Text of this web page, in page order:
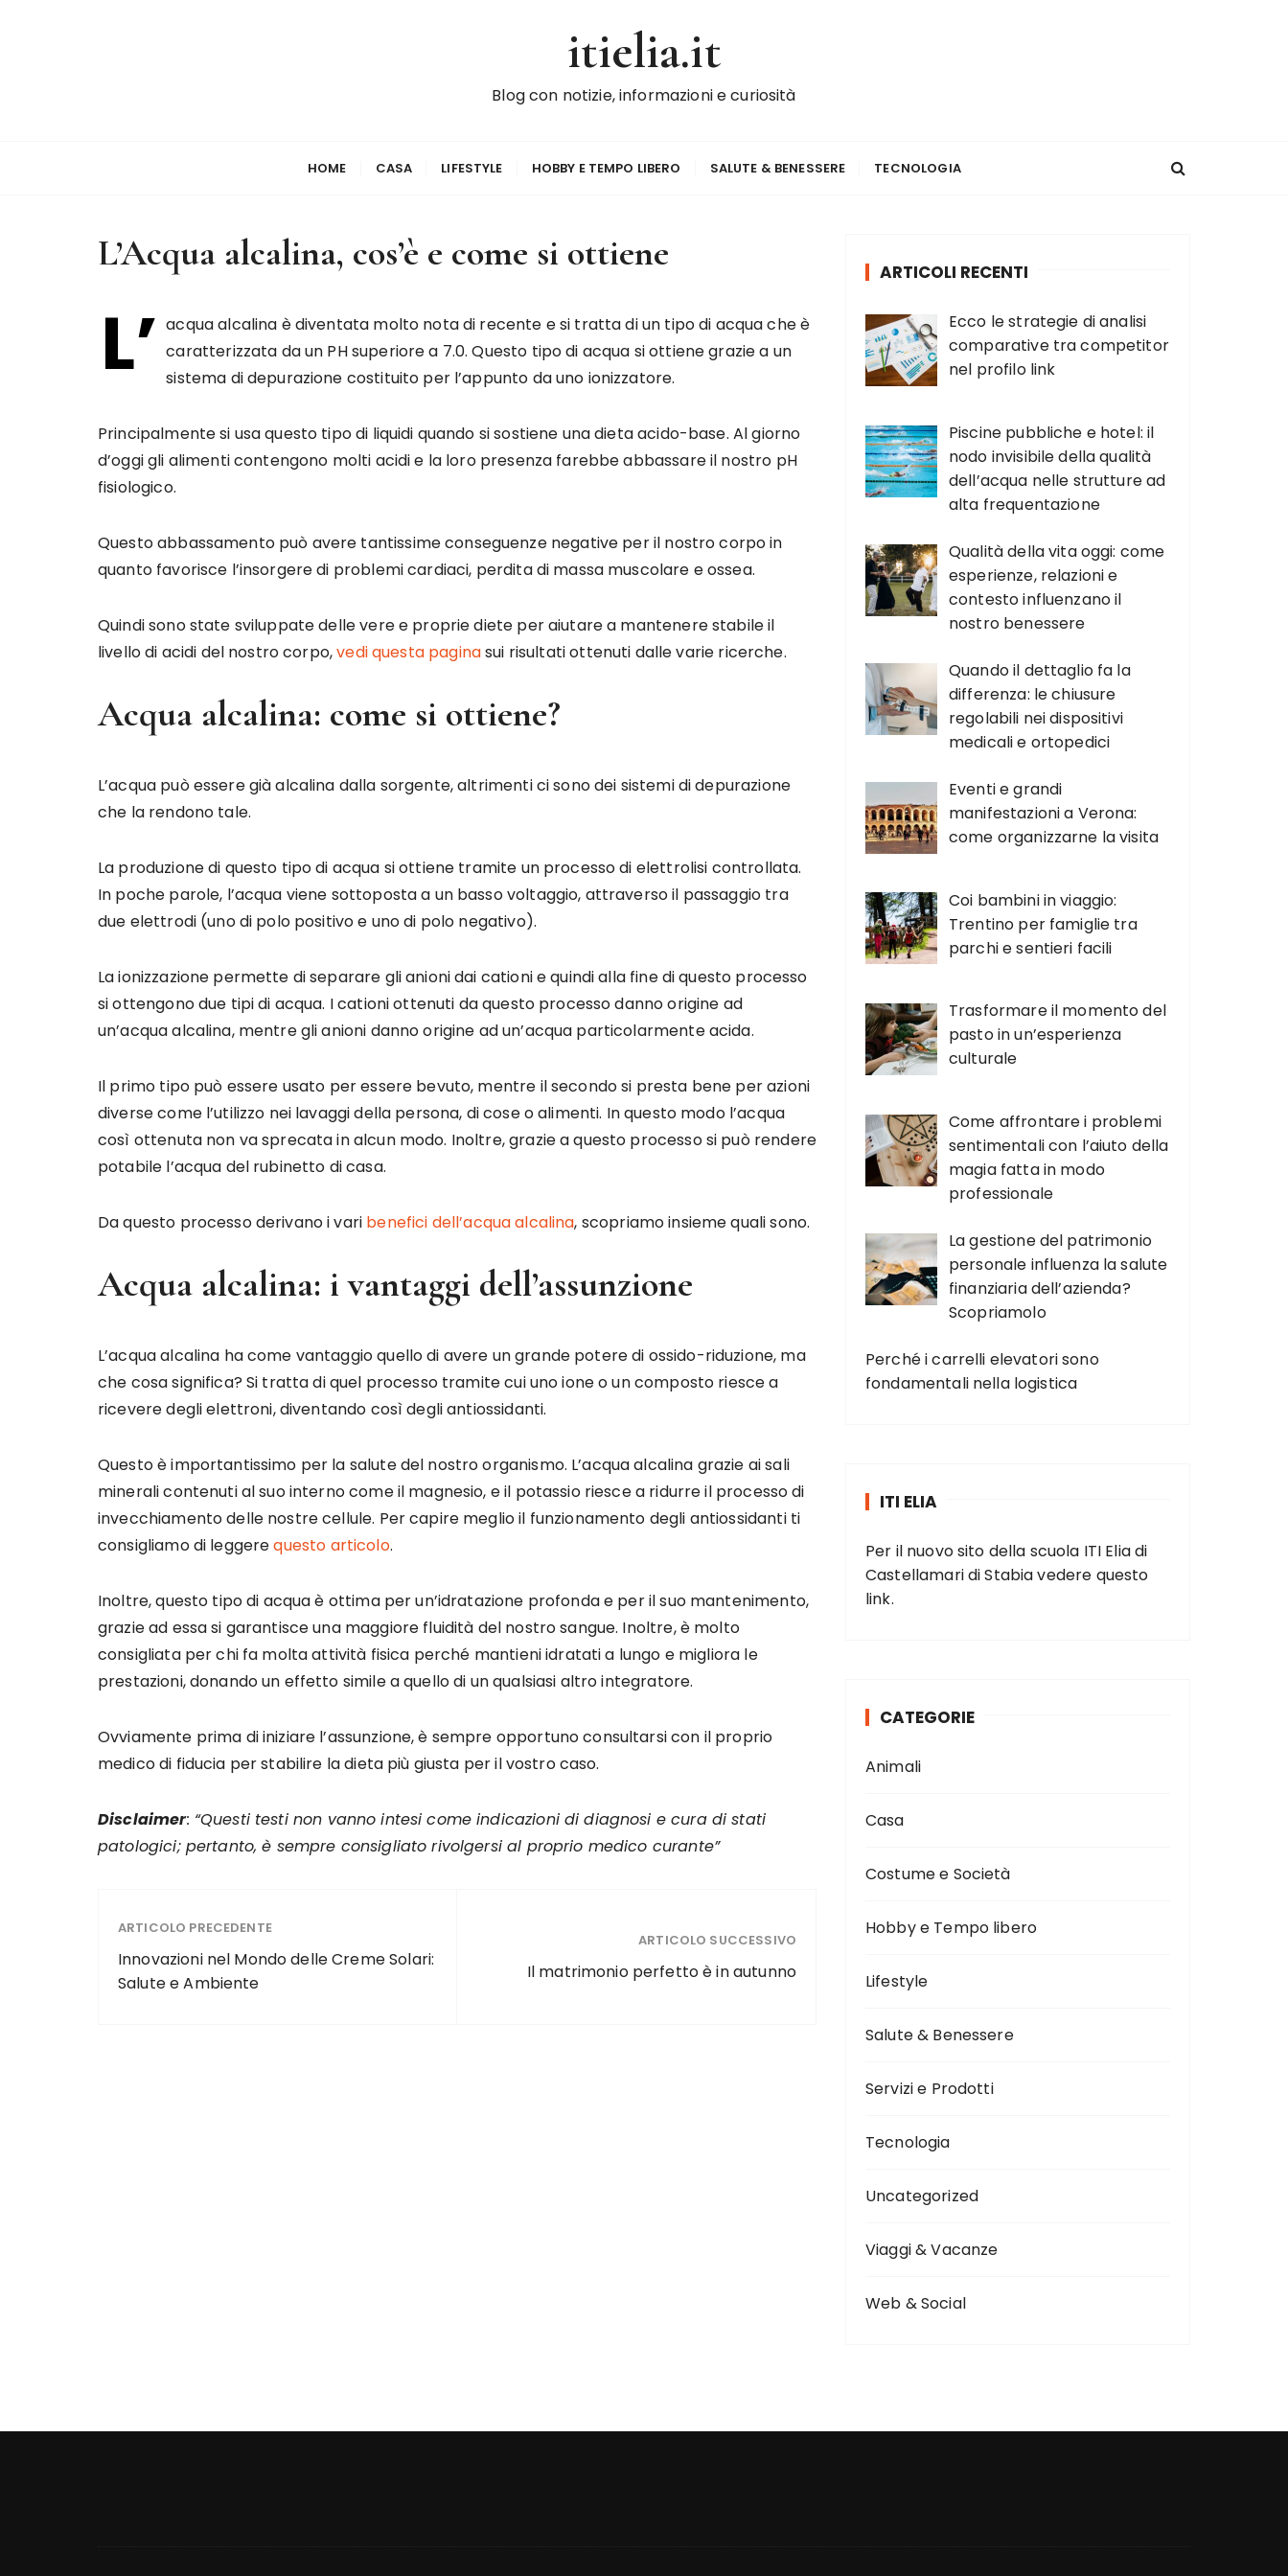
itielia.it
Blog con notizie, informazioni e curiosità
HOME CASA LIFESTYLE HOBBY E TEMPO LIBERO SALUTE & BENESSERE TECNOLOGIA
L’Acqua alcalina, cos’è e come si ottiene
L’ acqua alcalina è diventata molto nota di recente e si tratta di un tipo di acqua che è
caratterizzata da un PH superiore a 7.0. Questo tipo di acqua si ottiene grazie a un
sistema di depurazione costituito per l’appunto da uno ionizzatore.
Principalmente si usa questo tipo di liquidi quando si sostiene una dieta acido-base. Al giorno
d’oggi gli alimenti contengono molti acidi e la loro presenza farebbe abbassare il nostro pH
fisiologico.
Questo abbassamento può avere tantissime conseguenze negative per il nostro corpo in
quanto favorisce l’insorgere di problemi cardiaci, perdita di massa muscolare e ossea.
Quindi sono state sviluppate delle vere e proprie diete per aiutare a mantenere stabile il
livello di acidi del nostro corpo,vedi questa paginasui risultati ottenuti dalle varie ricerche.
Acqua alcalina: come si ottiene?
L’acqua può essere già alcalina dalla sorgente, altrimenti ci sono dei sistemi di depurazione
che la rendono tale.
La produzione di questo tipo di acqua si ottiene tramite un processo di elettrolisi controllata.
In poche parole, l’acqua viene sottoposta a un basso voltaggio, attraverso il passaggio tra
due elettrodi (uno di polo positivo e uno di polo negativo).
La ionizzazione permette di separare gli anioni dai cationi e quindi alla fine di questo processo
si ottengono due tipi di acqua. I cationi ottenuti da questo processo danno origine ad
un’acqua alcalina, mentre gli anioni danno origine ad un’acqua particolarmente acida.
Il primo tipo può essere usato per essere bevuto, mentre il secondo si presta bene per azioni
diverse come l’utilizzo nei lavaggi della persona, di cose o alimenti. In questo modo l’acqua
così ottenuta non va sprecata in alcun modo. Inoltre, grazie a questo processo si può rendere
potabile l’acqua del rubinetto di casa.
Da questo processo derivano i vari benefici dell’acqua alcalina, scopriamo insieme quali sono.
Acqua alcalina: i vantaggi dell’assunzione
L’acqua alcalina ha come vantaggio quello di avere un grande potere di ossido-riduzione, ma
che cosa significa? Si tratta di quel processo tramite cui uno ione o un composto riesce a
ricevere degli elettroni, diventando così degli antiossidanti.
Questo è importantissimo per la salute del nostro organismo. L’acqua alcalina grazie ai sali
minerali contenuti al suo interno come il magnesio, e il potassio riesce a ridurre il processo di
invecchiamento delle nostre cellule. Per capire meglio il funzionamento degli antiossidanti ti
consigliamo di leggerequesto articolo.
Inoltre, questo tipo di acqua è ottima per un’idratazione profonda e per il suo mantenimento,
grazie ad essa si garantisce una maggiore fluidità del nostro sangue. Inoltre, è molto
consigliata per chi fa molta attività fisica perché mantieni idratati a lungo e migliora le
prestazioni, donando un effetto simile a quello di un qualsiasi altro integratore.
Ovviamente prima di iniziare l’assunzione, è sempre opportuno consultarsi con il proprio
medico di fiducia per stabilire la dieta più giusta per il vostro caso.
Disclaimer: “Questi testi non vanno intesi come indicazioni di diagnosi e cura di stati
patologici; pertanto, è sempre consigliato rivolgersi al proprio medico curante”
ARTICOLO PRECEDENTE
Innovazioni nel Mondo delle Creme Solari:
Salute e Ambiente
ARTICOLO SUCCESSIVO
Il matrimonio perfetto è in autunno
ARTICOLI RECENTI
Ecco le strategie di analisi
comparative tra competitor
nel profilo link
Piscine pubbliche e hotel: il
nodo invisibile della qualità
dell’acqua nelle strutture ad
alta frequentazione
Qualità della vita oggi: come
esperienze, relazioni e
contesto influenzano il
nostro benessere
Quando il dettaglio fa la
differenza: le chiusure
regolabili nei dispositivi
medicali e ortopedici
Eventi e grandi
manifestazioni a Verona:
come organizzarne la visita
Coi bambini in viaggio:
Trentino per famiglie tra
parchi e sentieri facili
Trasformare il momento del
pasto in un’esperienza
culturale
Come affrontare i problemi
sentimentali con l’aiuto della
magia fatta in modo
professionale
La gestione del patrimonio
personale influenza la salute
finanziaria dell’azienda?
Scopriamolo
Perché i carrelli elevatori sono
fondamentali nella logistica
ITI ELIA
Per il nuovo sito della scuola ITI Elia di
Castellamari di Stabia vedere questo
link.
CATEGORIE
Animali
Casa
Costume e Società
Hobby e Tempo libero
Lifestyle
Salute & Benessere
Servizi e Prodotti
Tecnologia
Uncategorized
Viaggi & Vacanze
Web & Social